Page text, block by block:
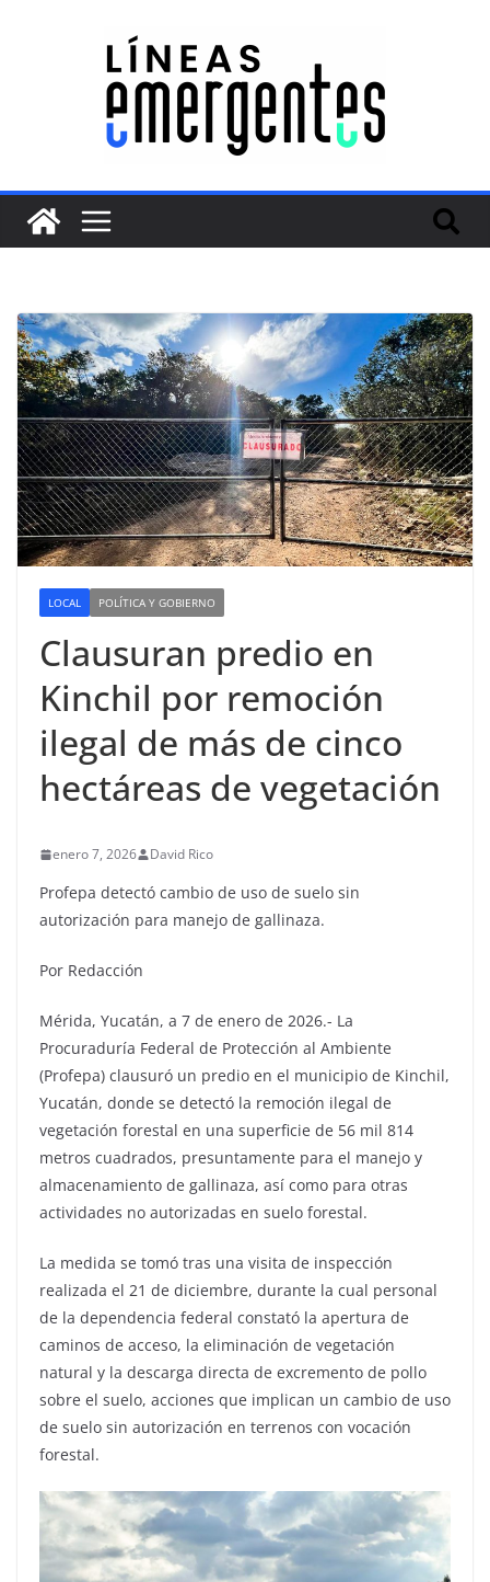
LOCAL POLÍTICA Y GOBIERNO
Clausuran predio en
Kinchil por remoción
ilegal de más de cinco
hectáreas de vegetación
enero 7, 2026 David Rico
Profepa detectó cambio de uso de suelo sin
autorización para manejo de gallinaza.
Por Redacción
Mérida, Yucatán, a 7 de enero de 2026.- La
Procuraduría Federal de Protección al Ambiente
(Profepa) clausuró un predio en el municipio de Kinchil,
Yucatán, donde se detectó la remoción ilegal de
vegetación forestal en una superficie de 56 mil 814
metros cuadrados, presuntamente para el manejo y
almacenamiento de gallinaza, así como para otras
actividades no autorizadas en suelo forestal.
La medida se tomó tras una visita de inspección
realizada el 21 de diciembre, durante la cual personal
de la dependencia federal constató la apertura de
caminos de acceso, la eliminación de vegetación
natural y la descarga directa de excremento de pollo
sobre el suelo, acciones que implican un cambio de uso
de suelo sin autorización en terrenos con vocación
forestal.